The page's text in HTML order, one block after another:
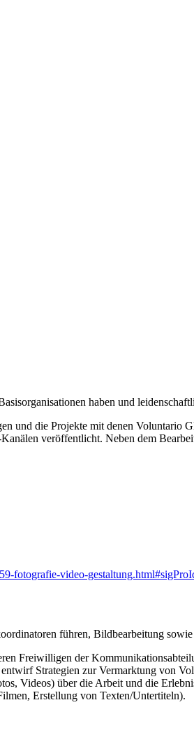
haben und
und die Projekte mit denen Voluntario
veröffentlicht. Neben dem
fotografie-video-
führen, Bildbearbeitung
Freiwilligen der
Strategien zur Vermarktung von
Videos) über die Arbeit und die
Erstellung von Texten/Untertiteln).